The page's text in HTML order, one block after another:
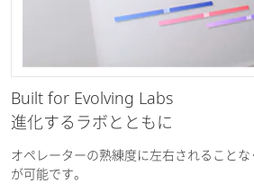
Built for Evolving Labs
進化するラボとともに
オペレーターの熟練度に左右されること
が可能です。